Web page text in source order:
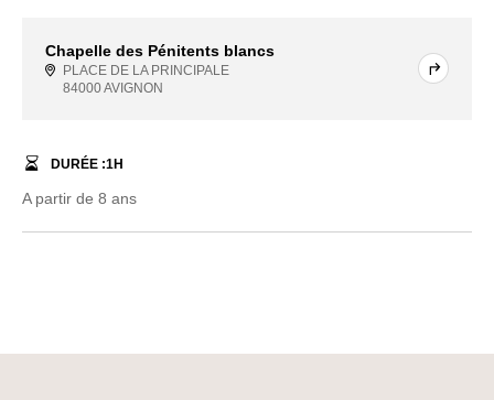
Chapelle des Pénitents blancs
PLACE DE LA PRINCIPALE
84000 AVIGNON
DURÉE :1H
A partir de 8 ans